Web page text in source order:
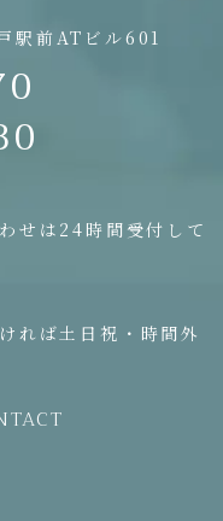
駅前ATビル601
せは24時間受付して
れば土日祝・時間外